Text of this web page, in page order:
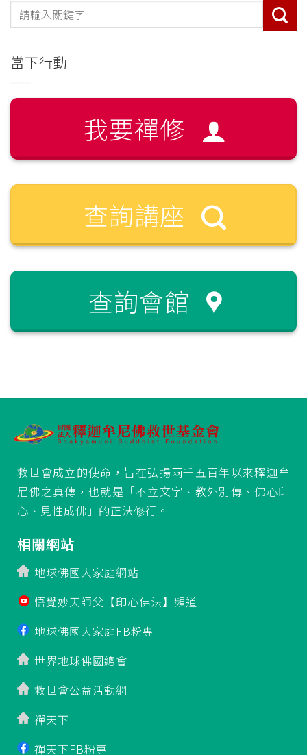
當下行動
我要禪修
查詢講座
查詢會館
救世會成立的使命，旨在弘揚兩千五百年以來釋迦牟
尼佛之真傳，也就是「不立文字、教外別傳、佛心印
心、見性成佛」的正法修行。
相關網站
地球佛國大家庭網站
悟覺妙天師父【印心佛法】頻道
地球佛國大家庭FB粉專
世界地球佛國總會
救世會公益活動網
禪天下
禪天下FB粉專